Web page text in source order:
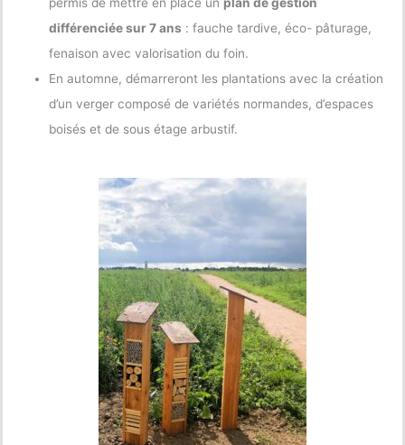
différenciée sur 7 ans : fauche tardive, éco- pâturage,
fenaison avec valorisation du foin.
En automne, démarreront les plantations avec la création
d’un verger composé de variétés normandes, d’espaces
boisés et de sous étage arbustif.